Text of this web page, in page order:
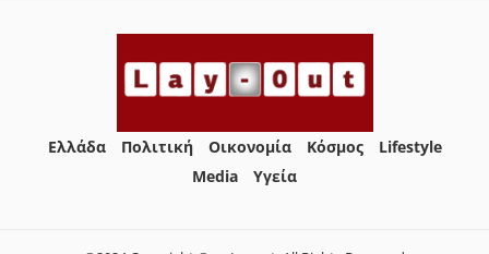
Ελλάδα Πολιτική Οικονομία Κόσμος
Lifestyle
Media
Yγεία